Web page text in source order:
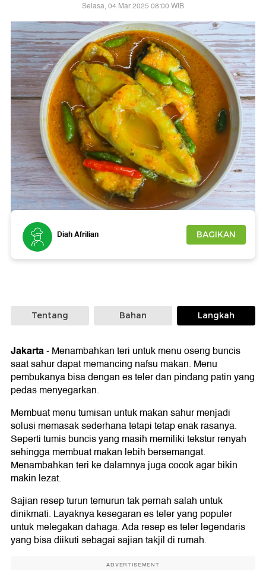
Selasa, 04 Mar 2025 08:00 WIB
Foto: Getty Images
Diah Afrilian BAGIKAN
Tentang Bahan Langkah
Jakarta-Menambahkan teri untuk menu oseng buncis
saat sahur dapat memancing nafsu makan. Menu
pembukanya bisa dengan es teler dan pindang patin yang
pedas menyegarkan.
Membuat menu tumisan untuk makan sahur menjadi
solusi memasak sederhana tetapi tetap enak rasanya.
Seperti tumis buncis yang masih memiliki tekstur renyah
sehingga membuat makan lebih bersemangat.
Menambahkan teri ke dalamnya juga cocok agar bikin
makin lezat.
Sajian resep turun temurun tak pernah salah untuk
dinikmati. Layaknya kesegaran es teler yang populer
untuk melegakan dahaga. Ada resep es teler legendaris
yang bisa diikuti sebagai sajian takjil di rumah.
ADVERTISEMENT